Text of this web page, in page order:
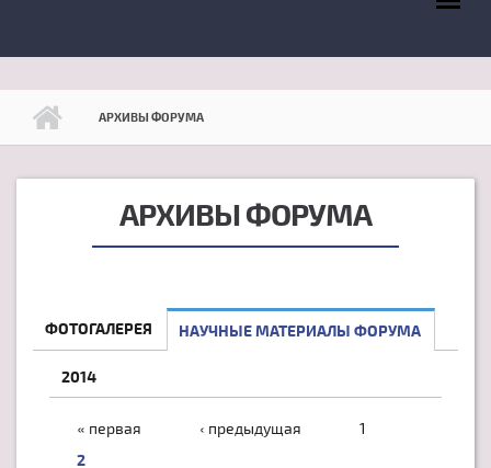
АРХИВЫ ФОРУМА
АРХИВЫ ФОРУМА
ФОТОГАЛЕРЕЯ НАУЧНЫЕ МАТЕРИАЛЫ ФОРУМА
2014
СТРАНИЦЫ
« первая ‹ предыдущая
1
2